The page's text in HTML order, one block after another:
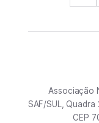
Associação
SAF/SUL, Quadra
CEP